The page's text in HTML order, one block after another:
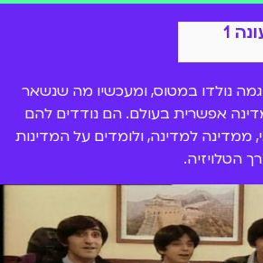
1
נולדו במטוס, ומעכשיו מה שנשאר
אפשרית בעולם. הם נודדים להם
ממדינה למדינה, ולומדים על המדינות
הטלויזיה.